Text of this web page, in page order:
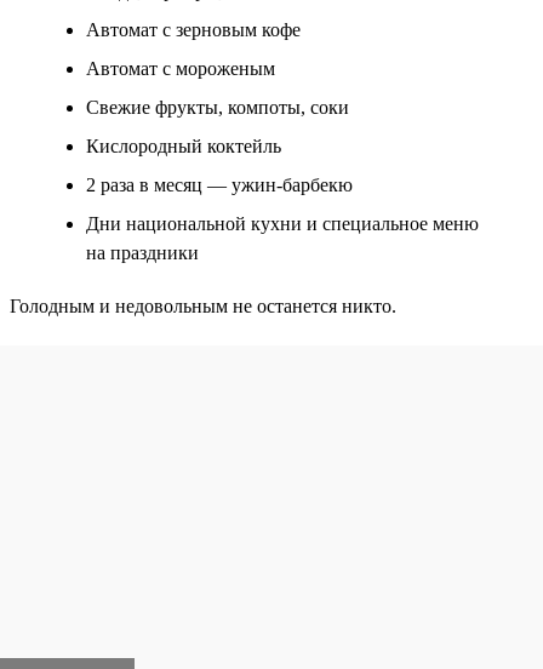
Автомат с зерновым кофе
Автомат с мороженым
Свежие фрукты, компоты, соки
Кислородный коктейль
2 раза в месяц — ужин-барбекю
Дни национальной кухни и специальное меню
на праздники
Голодным и недовольным не останется никто.